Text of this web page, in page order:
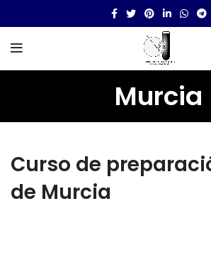
Murcia
Curso de
de Murcia